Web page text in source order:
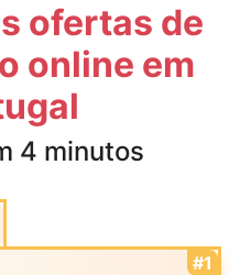
ofertas de
online em
4 minutos
#1